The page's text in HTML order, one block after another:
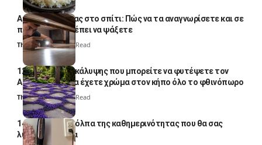
Αυγά κατσαρίδας στο σπίτι: Πώς να τα αναγνωρίσετε και σε
ποια σημεία πρέπει να ψάξετε
Thali Ombre4 Min Read
12 φυτά εδαφοκάλυψης που μπορείτε να φυτέψετε τον
Αύγουστο για να έχετε χρώμα στον κήπο όλο το φθινόπωρο
Thali Ombre7 Min Read
14 πανέξυπνα κόλπα της καθημερινότητας που θα σας
λύσουν τα χέρια